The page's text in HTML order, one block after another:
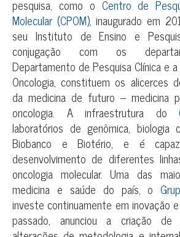
pesquisa, como o Centro de
Molecular (CPOM), inaugurado em
seu Instituto de Ensino e
conjugação com os
Departamento de Pesquisa Clínica e
Oncologia, constituem os alicerces
da medicina de futuro – medicina
oncologia. A infraestrutura do
laboratórios de genômica, biologia
Biobanco e Biotério, e é
desenvolvimento de diferentes
oncologia molecular. Uma das
medicina e saúde do país, o
investe continuamente em inovação
passado, anunciou a criação